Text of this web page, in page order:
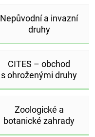
Nepůvodní a invazní
druhy
CITES – obchod
s ohroženými druhy
Zoologické a
botanické zahrady